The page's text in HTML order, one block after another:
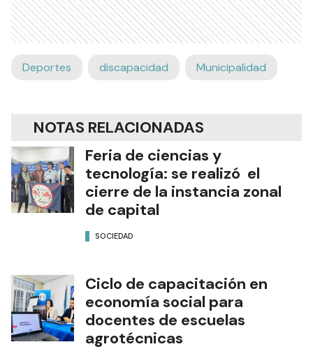
Deportes discapacidad Municipalidad
NOTAS RELACIONADAS
Feria de ciencias y
tecnología: se realizó el
cierre de la instancia zonal
de capital
SOCIEDAD
Ciclo de capacitación en
economía social para
docentes de escuelas
agrotécnicas